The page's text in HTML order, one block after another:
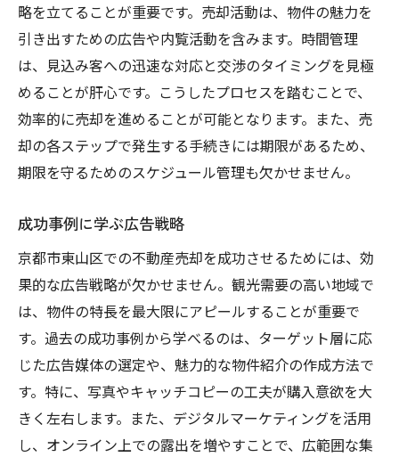
略を立てることが重要です。売却活動は、物件の魅力を
引き出すための広告や内覧活動を含みます。時間管理
は、見込み客への迅速な対応と交渉のタイミングを見極
めることが肝心です。こうしたプロセスを踏むことで、
効率的に売却を進めることが可能となります。また、売
却の各ステップで発生する手続きには期限があるため、
期限を守るためのスケジュール管理も欠かせません。
成功事例に学ぶ広告戦略
京都市東山区での不動産売却を成功させるためには、効
果的な広告戦略が欠かせません。観光需要の高い地域で
は、物件の特長を最大限にアピールすることが重要で
す。過去の成功事例から学べるのは、ターゲット層に応
じた広告媒体の選定や、魅力的な物件紹介の作成方法で
す。特に、写真やキャッチコピーの工夫が購入意欲を大
きく左右します。また、デジタルマーケティングを活用
し、オンライン上での露出を増やすことで、広範囲な集